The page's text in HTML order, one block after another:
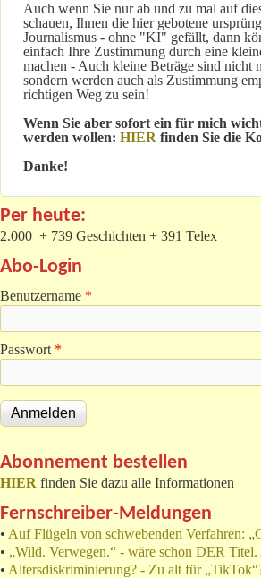
Auch wenn Sie nur ab und zu mal auf
schauen, Ihnen die hier gebotene
Journalismus - ohne "KI" gefällt, dann
einfach Ihre Zustimmung durch eine
machen - Auch kleine Beträge sind nicht
sondern werden auch als Zustimmung
richtigen Weg zu sein!
Wenn Sie aber sofort ein für mich
werden wollen: HIER finden Sie die
Danke!
Per heute:
2.000 + 739 Geschichten + 391 Telex
Abo-Login
Benutzername *
Passwort *
Abonnement bestellen
HIER finden Sie dazu alle Informationen
Fernschreiber-Meldungen
• Auf Flügeln von schwebenden Verfahren:
• „Wild. Verwegen.“ - wäre schon DER
• Altersdiskriminierung? - Zu alt für